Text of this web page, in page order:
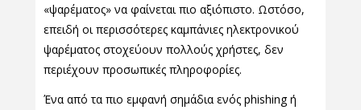
«ψαρέματος» να φαίνεται πιο αξιόπιστο. Ωστόσο,
επειδή οι περισσότερες καμπάνιες ηλεκτρονικού
ψαρέματος στοχεύουν πολλούς χρήστες, δεν
περιέχουν προσωπικές πληροφορίες.
Ένα από τα πιο εμφανή σημάδια ενός phishing ή